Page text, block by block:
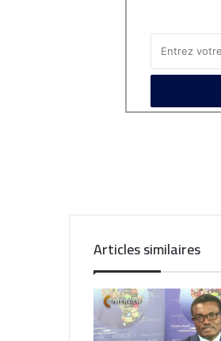
Articles similaires